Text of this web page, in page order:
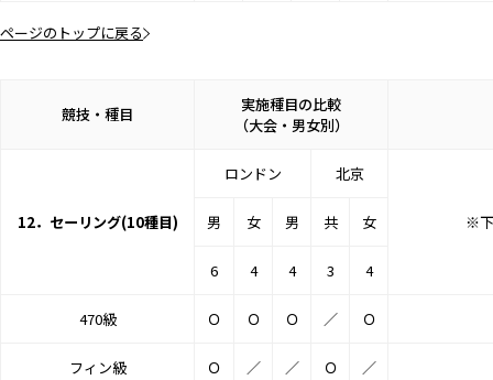
ページのトップに戻る
競技・種目
実施種目の比較
（大会・男女別）
12．セーリング(10種目)
ロンドン 北京
※
男 女 男 共 女
6 4 4 3 4
470級 Ｏ Ｏ Ｏ ／ Ｏ
フィン級 Ｏ ／ ／ Ｏ ／